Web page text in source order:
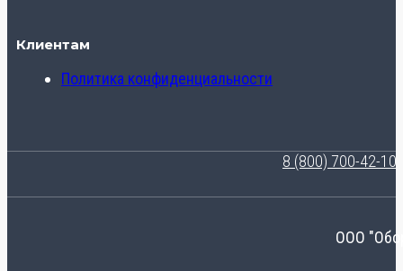
Клиентам
Политика конфиденциальности
8 (800) 700-42-10
ООО